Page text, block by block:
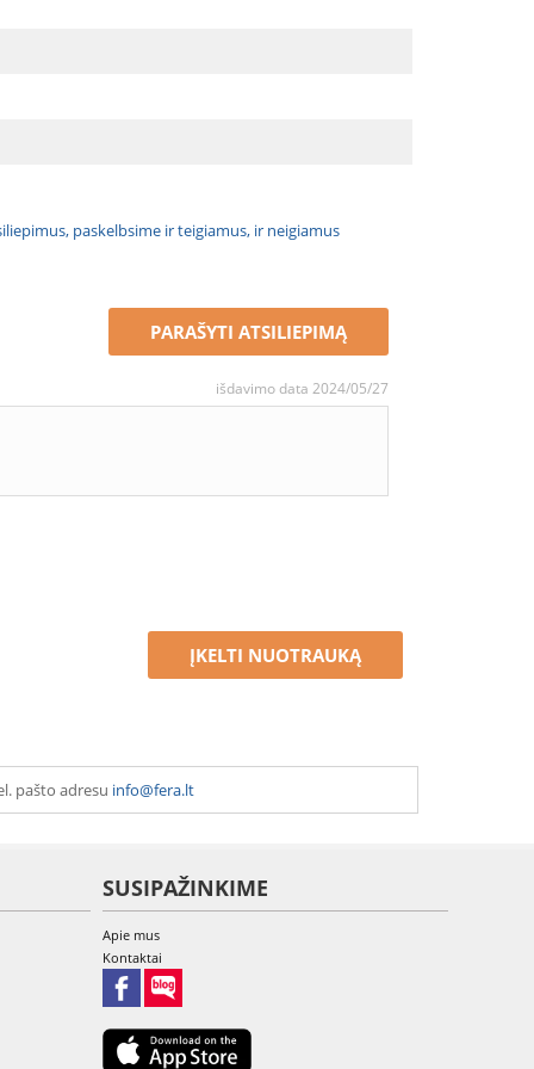
paskelbsime ir teigiamus, ir neigiamus
PARAŠYTI ATSILIEPIMĄ
išdavimo data 2024/05/27
ĮKELTI NUOTRAUKĄ
pašto adresu info@fera.lt
SUSIPAŽINKIME
Apie mus
Kontaktai